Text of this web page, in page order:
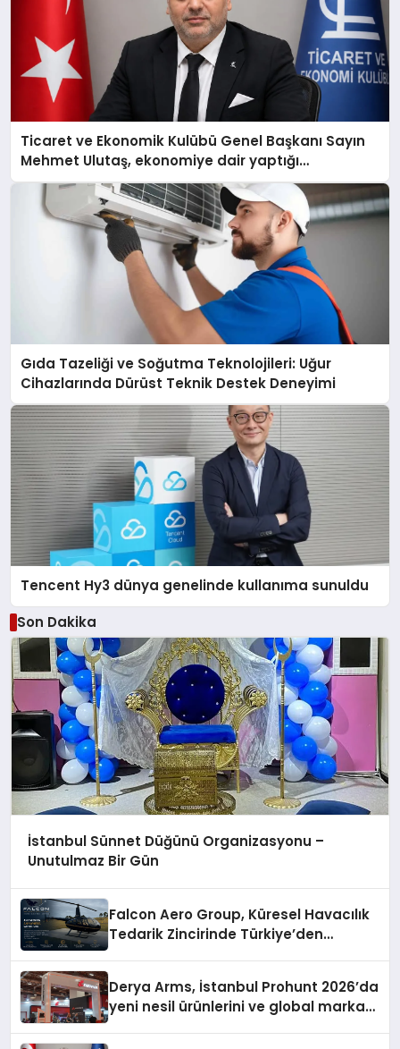
Ticaret ve Ekonomik Kulübü Genel Başkanı Sayın
Mehmet Ulutaş, ekonomiye dair yaptığı
açıklamada şunları kaydetti:
Gıda Tazeliği ve Soğutma Teknolojileri: Uğur
Cihazlarında Dürüst Teknik Destek Deneyimi
Tencent Hy3 dünya genelinde kullanıma sunuldu
Son Dakika
İstanbul Sünnet Düğünü Organizasyonu –
Unutulmaz Bir Gün
Falcon Aero Group, Küresel Havacılık
Tedarik Zincirinde Türkiye’den
Derya Arms, İstanbul Prohunt 2026’da
yeni nesil ürünlerini ve global marka